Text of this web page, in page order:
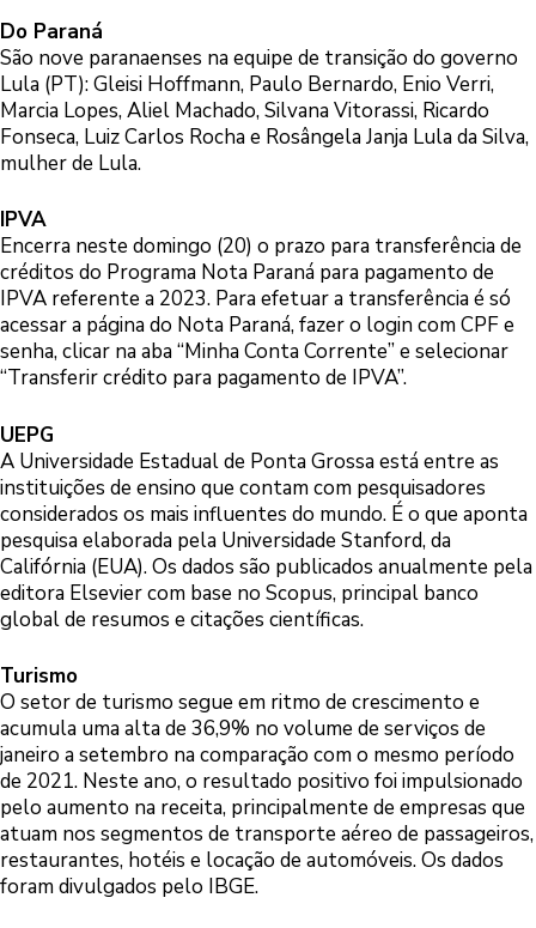
Do Paraná
São nove paranaenses na equipe de transição do governo
Lula (PT): Gleisi Hoffmann, Paulo Bernardo, Enio Verri,
Marcia Lopes, Aliel Machado, Silvana Vitorassi, Ricardo
Fonseca, Luiz Carlos Rocha e Rosângela Janja Lula da Silva,
mulher de Lula.
IPVA
Encerra neste domingo (20) o prazo para transferência de
créditos do Programa Nota Paraná para pagamento de
IPVA referente a 2023. Para efetuar a transferência é só
acessar a página do Nota Paraná, fazer o login com CPF e
senha, clicar na aba “Minha Conta Corrente” e selecionar
“Transferir crédito para pagamento de IPVA”.
UEPG
A Universidade Estadual de Ponta Grossa está entre as
instituições de ensino que contam com pesquisadores
considerados os mais influentes do mundo. É o que aponta
pesquisa elaborada pela Universidade Stanford, da
Califórnia (EUA). Os dados são publicados anualmente pela
editora Elsevier com base no Scopus, principal banco
global de resumos e citações científicas.
Turismo
O setor de turismo segue em ritmo de crescimento e
acumula uma alta de 36,9% no volume de serviços de
janeiro a setembro na comparação com o mesmo período
de 2021. Neste ano, o resultado positivo foi impulsionado
pelo aumento na receita, principalmente de empresas que
atuam nos segmentos de transporte aéreo de passageiros,
restaurantes, hotéis e locação de automóveis. Os dados
foram divulgados pelo IBGE.